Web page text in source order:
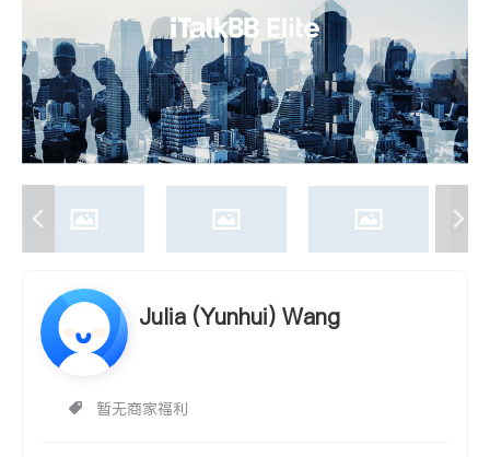
养老 非盈利组织
Julia (Yunhui) Wang
暂无商家福利